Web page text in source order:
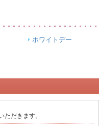
ホワイトデー
だきます。